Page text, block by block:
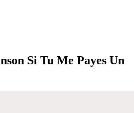
Si Tu Me Payes Un